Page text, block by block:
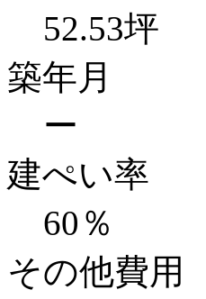
52.53坪
築年月
ー
建ぺい率
60％
その他費用